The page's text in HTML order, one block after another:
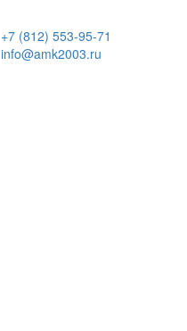
+7 (812) 553-95-71
info@amk2003.ru